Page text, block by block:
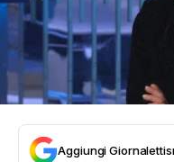
Aggiungi